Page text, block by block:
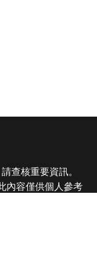
查核重要資訊。
內容僅供個人參考